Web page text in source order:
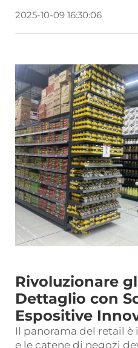
2025-10-09 16:30:06
Rivoluzionare
Dettaglio con
Espositive
Il panorama del retail
e le catene di negozi